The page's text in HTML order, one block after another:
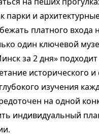
парки и
платного входа
один ключевой
за 2 дня» подходит
исторического
изучения
на одной
индивидуальный